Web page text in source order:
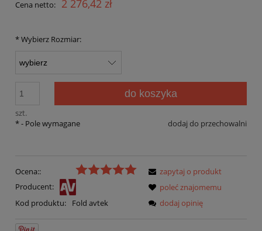
Cena netto: 2 276,42 zł
*Wybierz Rozmiar:
szt.
do koszyka
dodaj do przechowalni
*- Pole wymagane
Ocena::
Producent:
Kod produktu:
Fold avtek
zapytaj o produkt
poleć znajomemu
dodaj opinię